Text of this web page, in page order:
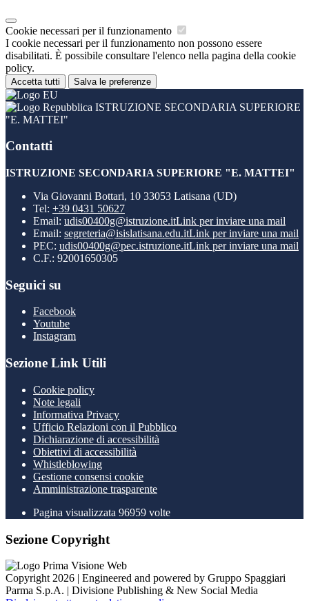
Cookie necessari per il funzionamento
I cookie necessari per il funzionamento non possono essere
disabilitati. È possibile consultare l'elenco nella pagina della cookie
policy.
Accetta tutti Salva le preferenze
ISTRUZIONE SECONDARIA SUPERIORE
"E. MATTEI"
Contatti
ISTRUZIONE SECONDARIA SUPERIORE "E. MATTEI"
Via Giovanni Bottari, 10 33053 Latisana (UD)
Tel: +39 0431 50627
Email: udis00400g@istruzione.itLink per inviare una mail
Email: segreteria@isislatisana.edu.itLink per inviare una mail
PEC: udis00400g@pec.istruzione.itLink per inviare una mail
C.F.: 92001650305
Seguici su
Facebook
Youtube
Instagram
Sezione Link Utili
Cookie policy
Note legali
Informativa Privacy
Ufficio Relazioni con il Pubblico
Dichiarazione di accessibilità
Obiettivi di accessibilità
Whistleblowing
Gestione consensi cookie
Amministrazione trasparente
Pagina visualizzata 96959 volte
Sezione Copyright
Copyright 2026 | Engineered and powered by Gruppo Spaggiari
Parma S.p.A. | Divisione Publishing & New Social Media